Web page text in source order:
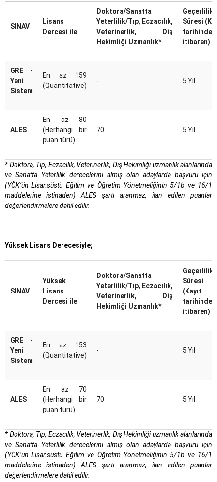
SINAV
Lisans
Dercesi ile
Doktora/Sanatta
Yeterlilik/Tıp, Eczacılık,
Veterinerlik, Diş
Hekimliği Uzmanlık*
Geçerlilik
Süresi
tarihinden
itibaren)
GRE -
Yeni
Sistem
En az 159
(Quantitative)
- 5 Yıl
ALES
En az 80
(Herhangi bir
puan türü)
70 5 Yıl
* Doktora, Tıp, Eczacılık, Veterinerlik, Dış Hekimliği uzmanlık alanlarında
ve Sanatta Yeterlilik derecelerini almış olan adaylarda başvuru için
(YÖK’ün Lisansüstü Eğitim ve Öğretim Yönetmeliğinin 5/1b ve 16/1
maddelerine istinaden) ALES şartı aranmaz, ilan edilen puanlar
değerlendirmelere dahil edilir.
Yüksek Lisans Derecesiyle;
SINAV
Yüksek
Lisans
Dercesi ile
Doktora/Sanatta
Yeterlilik/Tıp, Eczacılık,
Veterinerlik, Diş
Hekimliği Uzmanlık*
Geçerlilik
Süresi
(Kayıt
tarihinden
itibaren)
GRE -
Yeni
Sistem
En az 153
(Quantitative)
- 5 Yıl
ALES
En az 70
(Herhangi bir
puan türü)
70 5 Yıl
* Doktora, Tıp, Eczacılık, Veterinerlik, Dış Hekimliği uzmanlık alanlarında
ve Sanatta Yeterlilik derecelerini almış olan adaylarda başvuru için
(YÖK’ün Lisansüstü Eğitim ve Öğretim Yönetmeliğinin 5/1b ve 16/1
maddelerine istinaden) ALES şartı aranmaz, ilan edilen puanlar
değerlendirmelere dahil edilir.